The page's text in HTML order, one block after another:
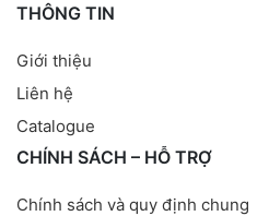
THÔNG TIN
Giới thiệu
Liên hệ
Catalogue
CHÍNH SÁCH – HỖ TRỢ
Chính sách và quy định chung